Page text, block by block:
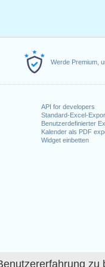
Werde Premium,
API for developers
Standard-Excel-
Benutzerdefinierter
Kalender als PDF
Widget einbetten